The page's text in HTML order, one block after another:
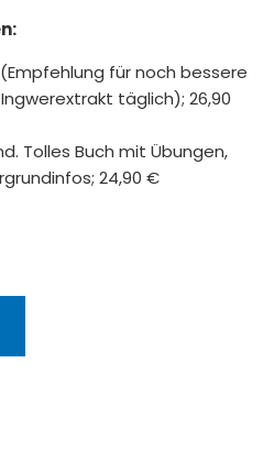
für noch bessere
täglich); 26,90
Tolles Buch mit Übungen,
24,90 €